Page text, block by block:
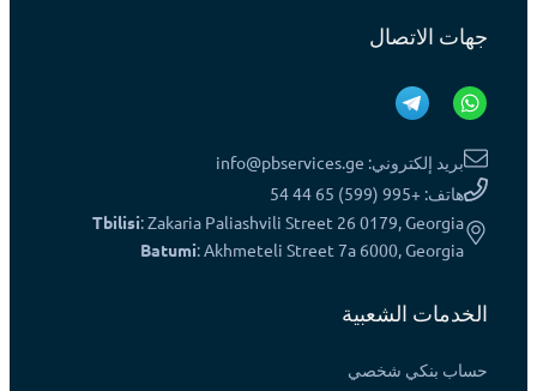
جهات الاتصال
بريد إلكتروني: info@pbservices.ge
هاتف: +995 (599) 65 44 54
Tbilisi: Zakaria Paliashvili Street 26 0179, Georgia
Batumi: Akhmeteli Street 7a 6000, Georgia
الخدمات الشعبية
حساب بنكي شخصي